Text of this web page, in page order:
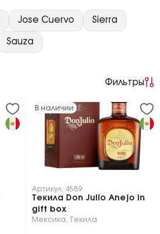
Jose Cuervo Sierra
Sauza
Фильтры
В наличии
Артикул: 4589
Текила Don Julio Anejo in
gift box
Мексика Текила